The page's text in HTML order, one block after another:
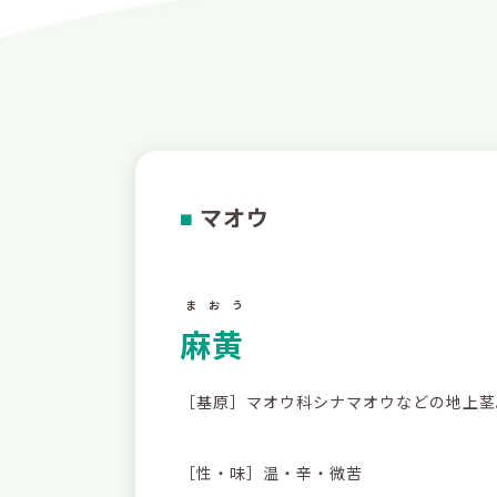
■ マオウ
麻黄
まおう
［基原］マオウ科シナマオウなどの地上
［性・味］温・辛・微苦